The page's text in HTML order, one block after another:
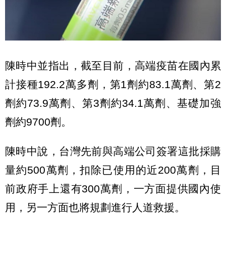
陳時中並指出，截至目前，高端疫苗在國內累
計接種192.2萬多劑，第1劑約83.1萬劑、第2
劑約73.9萬劑、第3劑約34.1萬劑、基礎加強
劑約9700劑。
陳時中說，台灣先前與高端公司簽署這批採購
量約500萬劑，扣除已使用的近200萬劑，目
前政府手上還有300萬劑，一方面提供國內使
用，另一方面也將規劃進行人道救援。